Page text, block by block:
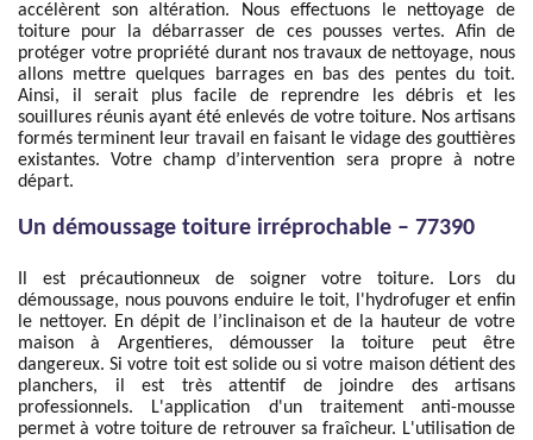
accélèrent son altération. Nous effectuons le nettoyage de
toiture pour la débarrasser de ces pousses vertes. Afin de
protéger votre propriété durant nos travaux de nettoyage, nous
allons mettre quelques barrages en bas des pentes du toit.
Ainsi, il serait plus facile de reprendre les débris et les
souillures réunis ayant été enlevés de votre toiture. Nos artisans
formés terminent leur travail en faisant le vidage des gouttières
existantes. Votre champ d’intervention sera propre à notre
départ.
Un démoussage toiture irréprochable – 77390
Il est précautionneux de soigner votre toiture. Lors du
démoussage, nous pouvons enduire le toit, l'hydrofuger et enfin
le nettoyer. En dépit de l’inclinaison et de la hauteur de votre
maison à Argentieres, démousser la toiture peut être
dangereux. Si votre toit est solide ou si votre maison détient des
planchers, il est très attentif de joindre des artisans
professionnels. L'application d'un traitement anti-mousse
permet à votre toiture de retrouver sa fraîcheur. L'utilisation de